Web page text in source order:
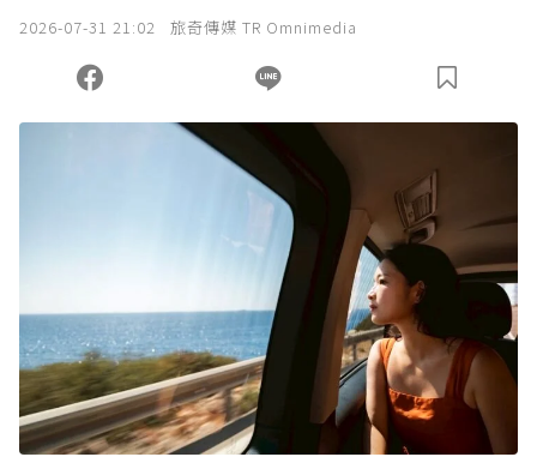
您當前剩餘 U 利點數：0點；前往 購買點數
2026-07-31 21:02 旅奇傳媒 TR Omnimedia